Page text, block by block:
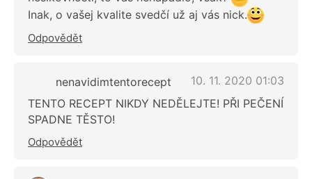
Inak, o vašej kvalite svedčí už aj vás nick.
Odpovědět
nenavidimtentorecept
10. 11. 2020 01:03
TENTO RECEPT NIKDY NEDĚLEJTE! PŘI PEČENÍ
SPADNE TĚSTO!
Odpovědět